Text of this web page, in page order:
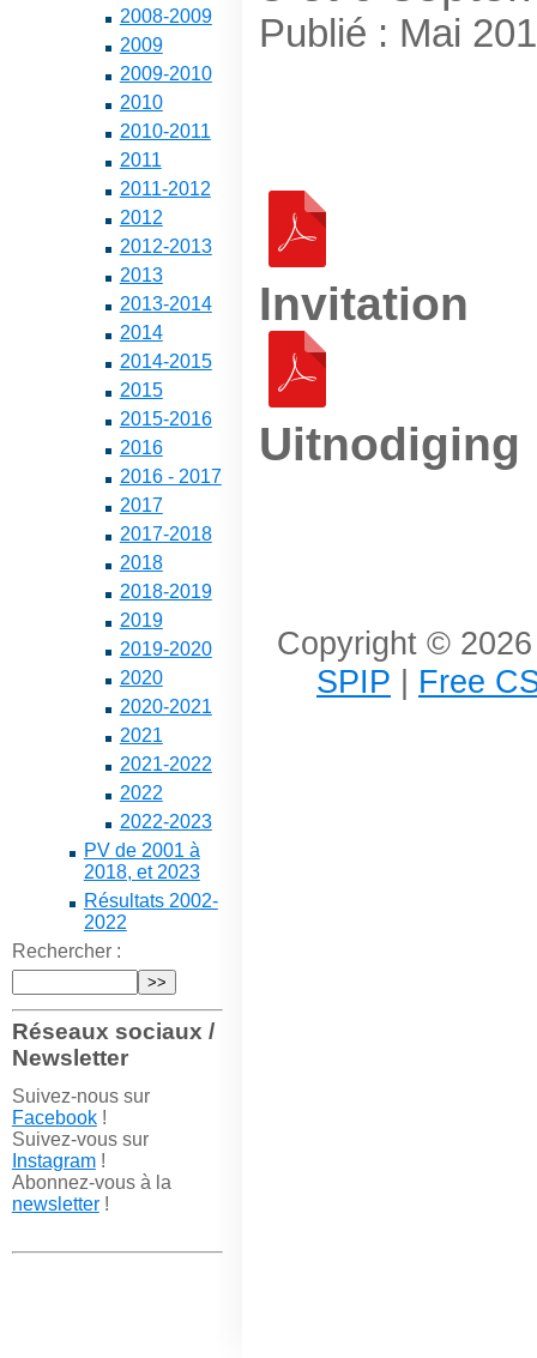
2008-2009
2009
2009-2010
2010
2010-2011
2011
2011-2012
2012
2012-2013
2013
2013-2014
2014
2014-2015
2015
2015-2016
2016
2016 - 2017
2017
2017-2018
2018
2018-2019
2019
2019-2020
2020
2020-2021
2021
2021-2022
2022
2022-2023
PV de 2001 à
2018, et 2023
Résultats 2002-
2022
Rechercher :
Réseaux sociaux /
Newsletter
Suivez-nous sur
Facebook!
Suivez-vous sur
Instagram!
Abonnez-vous à la
newsletter!
Publié : Mai
Invitation
Uitnodiging
Copyright ©
SPIP | Free